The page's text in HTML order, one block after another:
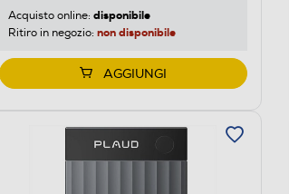
Acquisto online: disponibile
Ritiro in negozio: non disponibile
AGGIUNGI